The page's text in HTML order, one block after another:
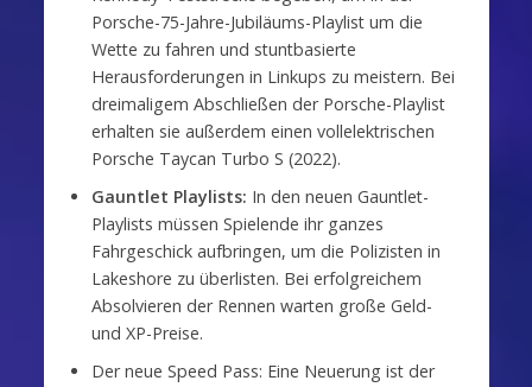
Porsche-75-Jahre-Jubiläums-Playlist um die
Wette zu fahren und stuntbasierte
Herausforderungen in Linkups zu meistern. Bei
dreimaligem Abschließen der Porsche-Playlist
erhalten sie außerdem einen vollelektrischen
Porsche Taycan Turbo S (2022).
Gauntlet Playlists: In den neuen Gauntlet-
Playlists müssen Spielende ihr ganzes
Fahrgeschick aufbringen, um die Polizisten in
Lakeshore zu überlisten. Bei erfolgreichem
Absolvieren der Rennen warten große Geld-
und XP-Preise.
Der neue Speed Pass: Eine Neuerung ist der